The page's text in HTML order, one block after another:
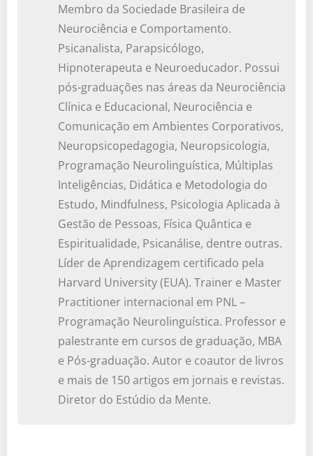
Membro da Sociedade Brasileira de
Neurociência e Comportamento.
Psicanalista, Parapsicólogo,
Hipnoterapeuta e Neuroeducador. Possui
pós-graduações nas áreas da Neurociência
Clínica e Educacional, Neurociência e
Comunicação em Ambientes Corporativos,
Neuropsicopedagogia, Neuropsicologia,
Programação Neurolinguística, Múltiplas
Inteligências, Didática e Metodologia do
Estudo, Mindfulness, Psicologia Aplicada à
Gestão de Pessoas, Física Quântica e
Espiritualidade, Psicanálise, dentre outras.
Líder de Aprendizagem certificado pela
Harvard University (EUA). Trainer e Master
Practitioner internacional em PNL –
Programação Neurolinguística. Professor e
palestrante em cursos de graduação, MBA
e Pós-graduação. Autor e coautor de livros
e mais de 150 artigos em jornais e revistas.
Diretor do Estúdio da Mente.